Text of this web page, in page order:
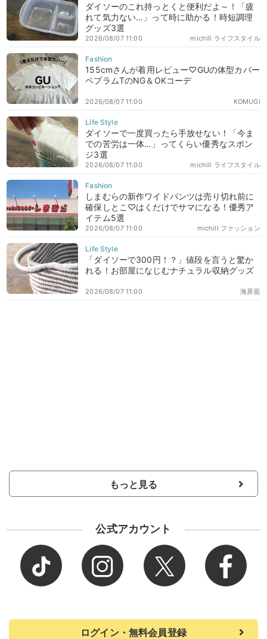
ダイソーのこれ持っとくと便利だよ～！「疲
れて気力ない…」って時に助かる！時短調理
グッズ3選
michill ライフスタイル
2026/08/07 11:00
155cmさんが着用レビュー♡GUの体型カバー
ペプラムTのNG＆OKコーデ
KOMUGI
2026/08/07 11:00
ダイソーで一度買ったら手放せない！「今ま
での苦労は一体…」ってくらい優秀なスポン
ジ3選
michill ライフスタイル
2026/08/07 11:00
しまむらの新作ワイドパンツは売り切れ前に
確保しとこ♡はくだけでサマになる！優秀ア
イテム5選
michill ファッション
2026/08/07 11:00
「ダイソーで300円！？」値段を言うと驚か
れる！お部屋になじむナチュラル収納グッズ
海原藍
2026/08/07 11:00
もっと見る
公式アカウント
ログイン・無料会員登録